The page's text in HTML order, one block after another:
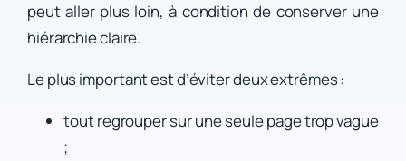
peut aller plus loin, à condition de conserver une
hiérarchie claire.
Le plus important est d’éviter deux extrêmes :
tout regrouper sur une seule page trop vague
;